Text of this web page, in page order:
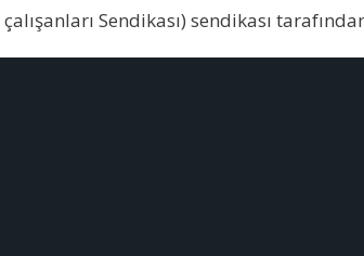
Sendikası) sendikası